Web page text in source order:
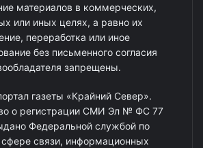
материалов в коммерческих,
или иных целях, а равно их
переработка или иное
без письменного согласия
запрещены.
газеты «Крайний Север».
о регистрации СМИ Эл № ФС 77
Федеральной службой по
сфере связи, информационных